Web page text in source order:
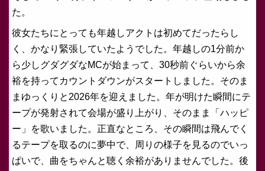
た。
彼女たちにとっても年越しアクトは初めてだったらし
く、かなり緊張していたようでした。年越しの1分前か
ら少しグダグダなMCが始まって、30秒前ぐらいから余
裕を持ってカウントダウンがスタートしました。そのま
まゆっくりと2026年を迎えました。年が明けた瞬間にテ
ープが発射されて会場が盛り上がり、そのまま「ハッピ
ー」を歌いました。正直なところ、その瞬間は飛んでく
るテープを取るのに夢中で、周りの様子を見るのでいっ
ぱいで、曲をちゃんと聴く余裕がありませんでした。後